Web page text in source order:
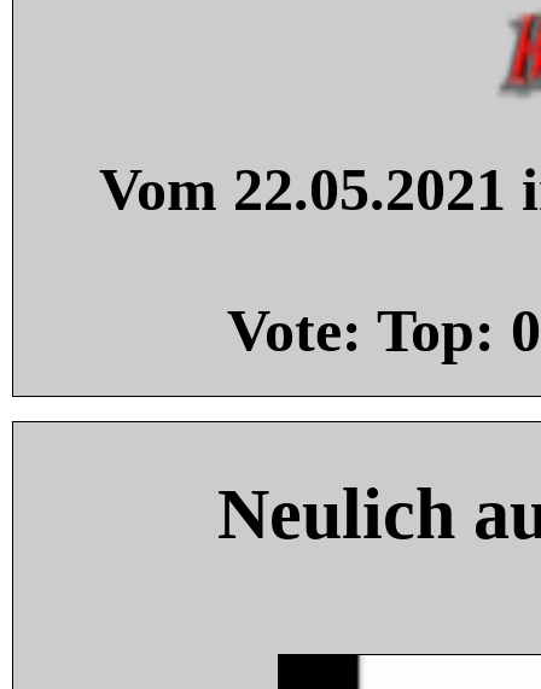
Vom
Vote: Top: 0
Neulich